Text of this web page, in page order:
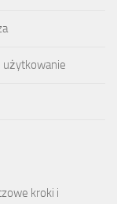
użytkowanie
kroki i